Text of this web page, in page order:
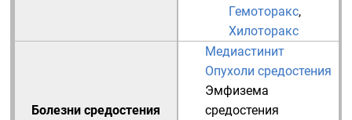
Гемоторакс,
Хилоторакс
Болезни средостения
Медиастинит
Опухоли средостения
Эмфизема
средостения